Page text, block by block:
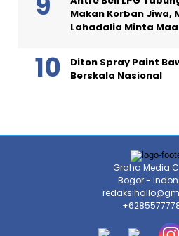
Makan Korban Jiwa,
Lahadalia Minta
Diton Spray Paint
Berskala Nasional
Graha Media
Bogor -